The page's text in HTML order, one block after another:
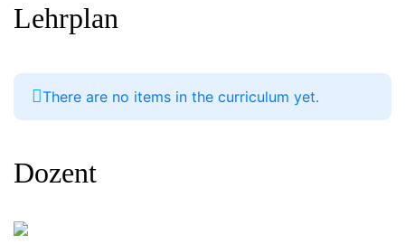
Lehrplan
There are no items in the curriculum yet.
Dozent